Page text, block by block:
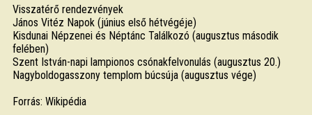
Visszatérő rendezvények
János Vitéz Napok (június első hétvégéje)
Kisdunai Népzenei és Néptánc Találkozó (augusztus második
felében)
Szent István-napi lampionos csónakfelvonulás (augusztus 20.)
Nagyboldogasszony templom búcsúja (augusztus vége)
Forrás: Wikipédia